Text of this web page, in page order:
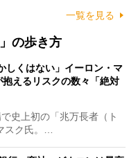
一覧を見る
の歩き方
しくはない」イーロン・マ
えるリスクの数々「絶対
史上初の「兆万長者（ト
スク氏。…